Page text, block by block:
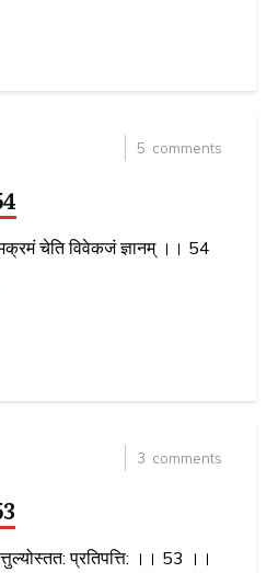
5 comments
चेति विवेकजं ज्ञानम् ।। 54
3 comments
प्रतिपत्ति: ।। 53 ।।